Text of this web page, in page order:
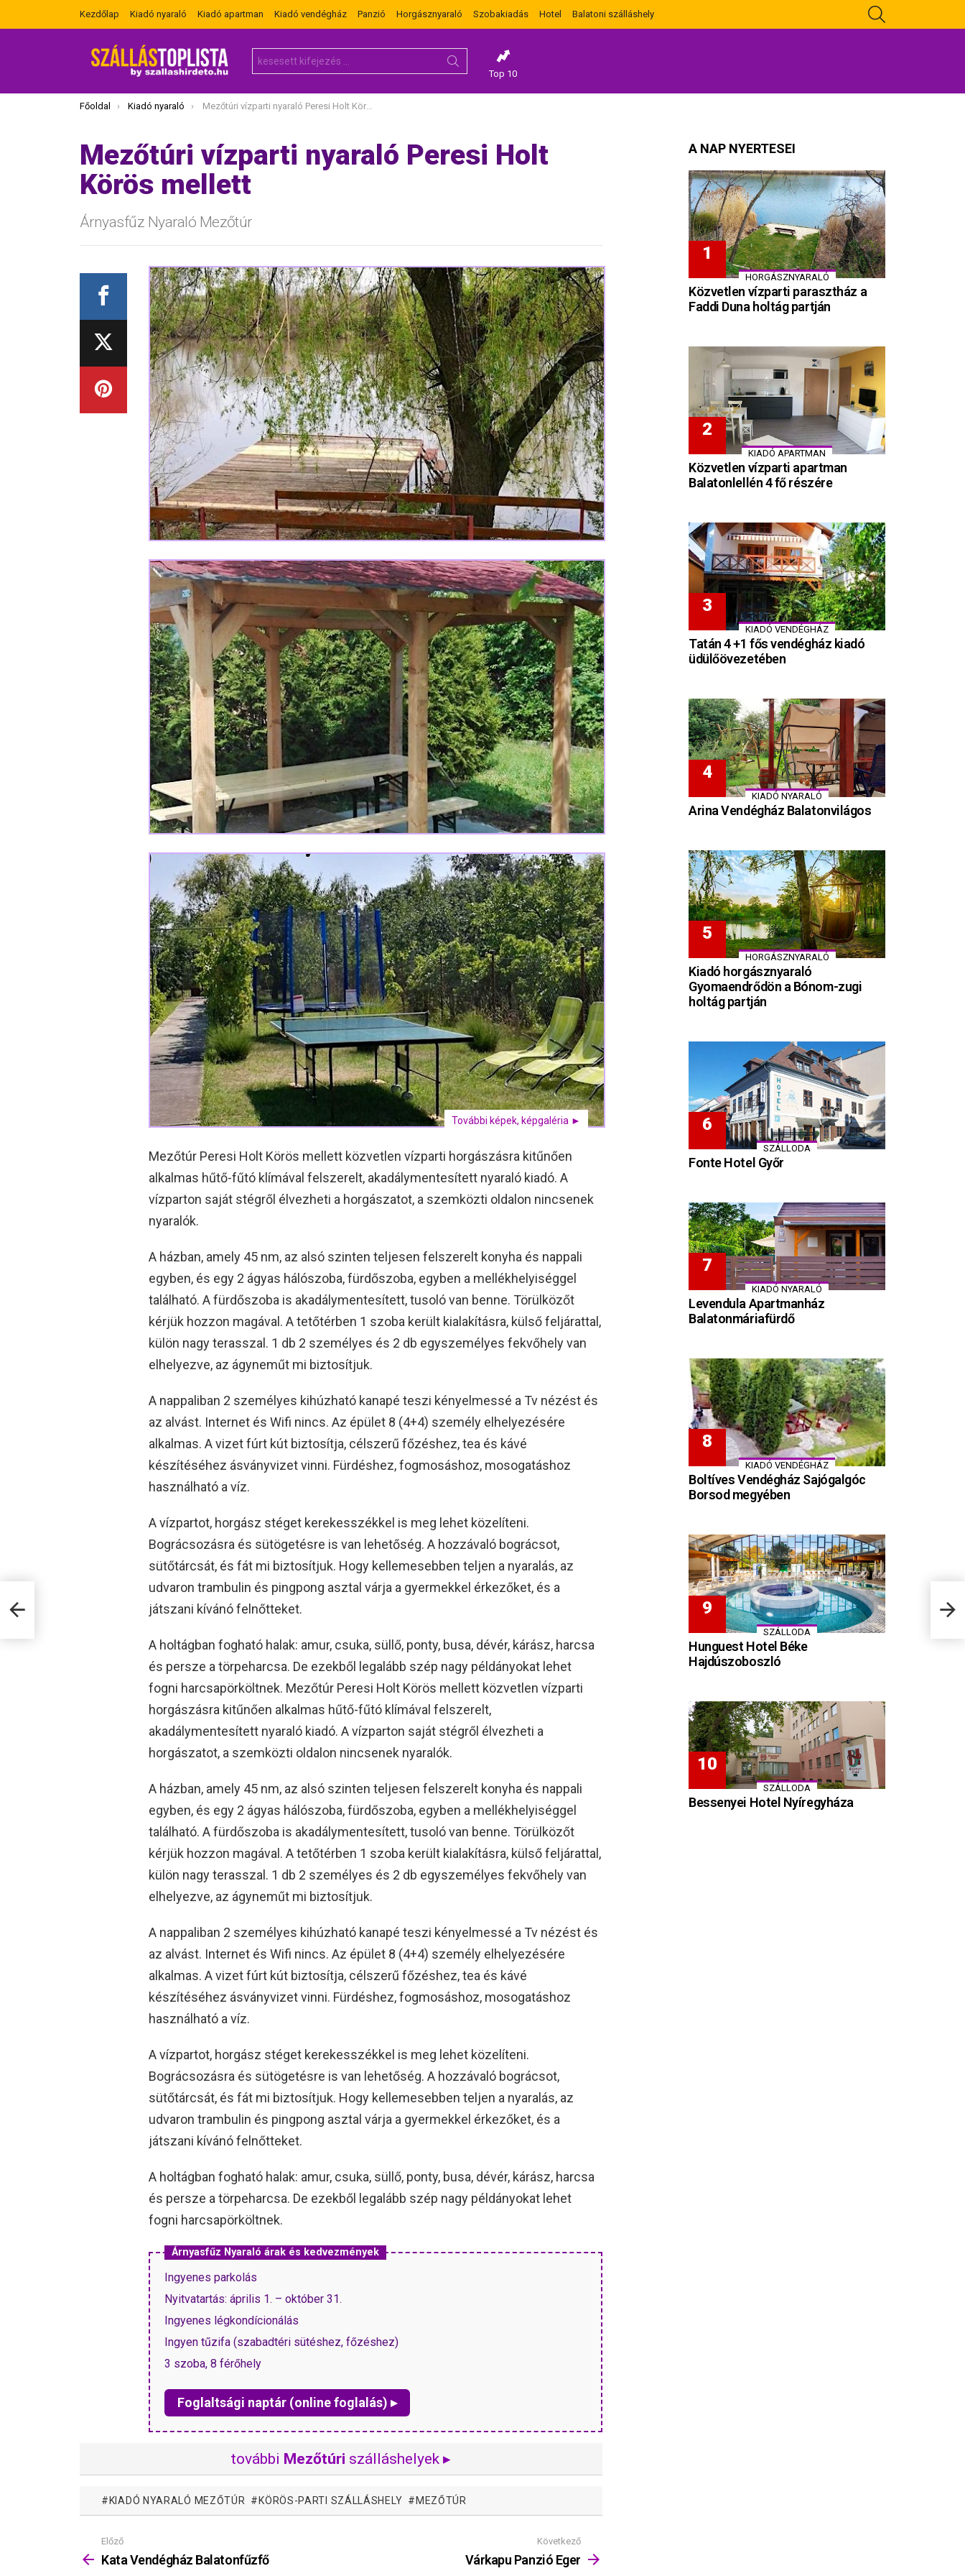
Kezdőlap Kiadó nyaraló Kiadó apartman Kiadó vendégház Panzió Horgásznyaraló Szobakiadás Hotel Balatoni szálláshely
for:
Top 10
Itt vagy most:
Főoldal Kiadó nyaraló Mezőtúri vízparti nyaraló Peresi Holt Körös mellett
Mezőtúri vízparti nyaraló Peresi Holt
Körös mellett
Árnyasfűz Nyaraló Mezőtúr
További képek, képgaléria ►
Mezőtúr Peresi Holt Körös mellett közvetlen vízparti horgászásra kitűnően
alkalmas hűtő-fűtó klímával felszerelt, akadálymentesített nyaraló kiadó. A
vízparton saját stégről élvezheti a horgászatot, a szemközti oldalon nincsenek
nyaralók.
A házban, amely 45 nm, az alsó szinten teljesen felszerelt konyha és nappali
egyben, és egy 2 ágyas hálószoba, fürdőszoba, egyben a mellékhelyiséggel
található. A fürdőszoba is akadálymentesített, tusoló van benne. Törülközőt
kérjük hozzon magával. A tetőtérben 1 szoba került kialakításra, külső feljárattal,
külön nagy terasszal. 1 db 2 személyes és 2 db egyszemélyes fekvőhely van
elhelyezve, az ágyneműt mi biztosítjuk.
A nappaliban 2 személyes kihúzható kanapé teszi kényelmessé a Tv nézést és
az alvást. Internet és Wifi nincs. Az épület 8 (4+4) személy elhelyezésére
alkalmas. A vizet fúrt kút biztosítja, célszerű főzéshez, tea és kávé
készítéséhez ásványvizet vinni. Fürdéshez, fogmosáshoz, mosogatáshoz
használható a víz.
A vízpartot, horgász stéget kerekesszékkel is meg lehet közelíteni.
Bográcsozásra és sütögetésre is van lehetőség. A hozzávaló bográcsot,
sütőtárcsát, és fát mi biztosítjuk. Hogy kellemesebben teljen a nyaralás, az
udvaron trambulin és pingpong asztal várja a gyermekkel érkezőket, és a
játszani kívánó felnőtteket.
A holtágban fogható halak: amur, csuka, süllő, ponty, busa, dévér, kárász, harcsa
és persze a törpeharcsa. De ezekből legalább szép nagy példányokat lehet
fogni harcsapörköltnek. Mezőtúr Peresi Holt Körös mellett közvetlen vízparti
horgászásra kitűnően alkalmas hűtő-fűtó klímával felszerelt,
akadálymentesített nyaraló kiadó. A vízparton saját stégről élvezheti a
horgászatot, a szemközti oldalon nincsenek nyaralók.
A házban, amely 45 nm, az alsó szinten teljesen felszerelt konyha és nappali
egyben, és egy 2 ágyas hálószoba, fürdőszoba, egyben a mellékhelyiséggel
található. A fürdőszoba is akadálymentesített, tusoló van benne. Törülközőt
kérjük hozzon magával. A tetőtérben 1 szoba került kialakításra, külső feljárattal,
külön nagy terasszal. 1 db 2 személyes és 2 db egyszemélyes fekvőhely van
elhelyezve, az ágyneműt mi biztosítjuk.
A nappaliban 2 személyes kihúzható kanapé teszi kényelmessé a Tv nézést és
az alvást. Internet és Wifi nincs. Az épület 8 (4+4) személy elhelyezésére
alkalmas. A vizet fúrt kút biztosítja, célszerű főzéshez, tea és kávé
készítéséhez ásványvizet vinni. Fürdéshez, fogmosáshoz, mosogatáshoz
használható a víz.
A vízpartot, horgász stéget kerekesszékkel is meg lehet közelíteni.
Bográcsozásra és sütögetésre is van lehetőség. A hozzávaló bográcsot,
sütőtárcsát, és fát mi biztosítjuk. Hogy kellemesebben teljen a nyaralás, az
udvaron trambulin és pingpong asztal várja a gyermekkel érkezőket, és a
játszani kívánó felnőtteket.
A holtágban fogható halak: amur, csuka, süllő, ponty, busa, dévér, kárász, harcsa
és persze a törpeharcsa. De ezekből legalább szép nagy példányokat lehet
fogni harcsapörköltnek.
Árnyasfűz Nyaraló árak és kedvezmények
Ingyenes parkolás
Nyitvatartás: április 1. – október 31.
Ingyenes légkondícionálás
Ingyen tűzifa (szabadtéri sütéshez, főzéshez)
3 szoba, 8 férőhely
Foglaltsági naptár (online foglalás) ▸
további Mezőtúri szálláshelyek ▸
KIADÓ NYARALÓ MEZŐTÚR KÖRÖS-PARTI SZÁLLÁSHELY MEZŐTÚR
Mutass
többet
Előző
Kata Vendégház Balatonfűzfő
Következő
Várkapu Panzió Eger
A NAP NYERTESEI
HORGÁSZNYARALÓ
Közvetlen vízparti parasztház a
Faddi Duna holtág partján
KIADÓ APARTMAN
Közvetlen vízparti apartman
Balatonlellén 4 fő részére
KIADÓ VENDÉGHÁZ
Tatán 4 +1 fős vendégház kiadó
üdülőövezetében
KIADÓ NYARALÓ
Arina Vendégház Balatonvilágos
HORGÁSZNYARALÓ
Kiadó horgásznyaraló
Gyomaendrődön a Bónom-zugi
holtág partján
SZÁLLODA
Fonte Hotel Győr
KIADÓ NYARALÓ
Levendula Apartmanház
Balatonmáriafürdő
KIADÓ VENDÉGHÁZ
Boltíves Vendégház Sajógalgóc
Borsod megyében
SZÁLLODA
Hunguest Hotel Béke
Hajdúszoboszló
SZÁLLODA
Bessenyei Hotel Nyíregyháza